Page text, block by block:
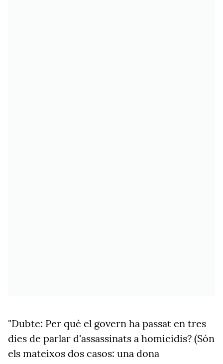
"Dubte: Per què el govern ha passat en tres
dies de parlar d'assassinats a homicidis? (Són
els mateixos dos casos: una dona